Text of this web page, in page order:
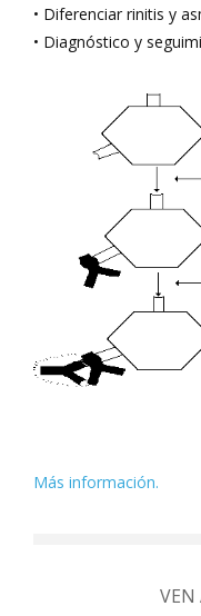
• Diferenciar rinitis y
• Diagnóstico y
Más información.
VEN